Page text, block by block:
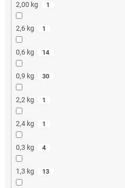
2,00 kg 1
2,6 kg 1
0,6 kg 14
0,9 kg 30
2,2 kg 1
2,4 kg 1
0,3 kg 4
1,3 kg 13